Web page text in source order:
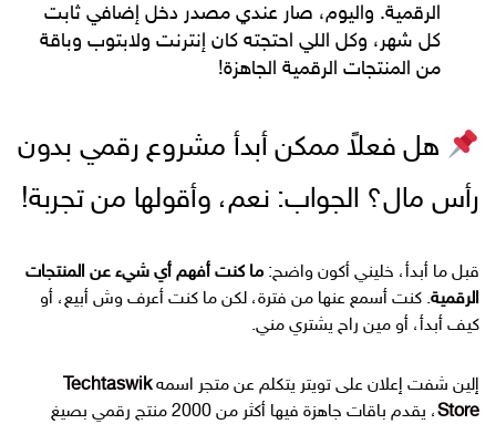
الرقمية. واليوم، صار عندي مصدر دخل إضافي ثابت
كل شهر، وكل اللي احتجته كان إنترنت ولابتوب وباقة
من المنتجات الرقمية الجاهزة!
هل فعلاً ممكن أبدأ مشروع رقمي بدون
رأس مال؟ الجواب: نعم، وأقولها من تجربة!
قبل ما أبدأ، خليني أكون واضح: ما كنت أفهم أي شيء عن المنتجات
الرقمية. كنت أسمع عنها من فترة، لكن ما كنت أعرف وش أبيع، أو
كيف أبدأ، أو مين راح يشتري مني.
إلين شفت إعلان على تويتر يتكلم عن متجر اسمهTechtaswik
Store
، يقدم باقات جاهزة فيها أكثر من 2000 منتج رقمي بصيغ